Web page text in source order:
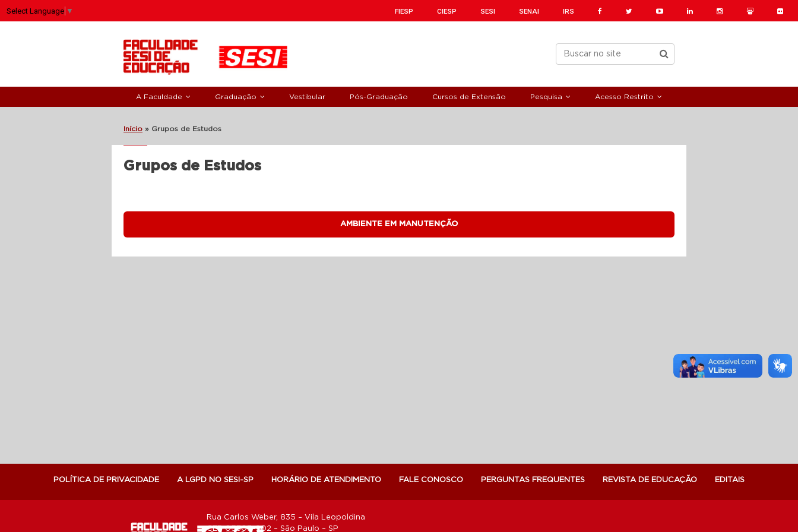
Select Language ▼ FIESP CIESP SESI SENAI IRS
A Faculdade Graduação Vestibular Pós-Graduação Cursos de Extensão Pesquisa Acesso Restrito
Início » Grupos de Estudos
Grupos de Estudos
AMBIENTE EM MANUTENÇÃO
POLÍTICA DE PRIVACIDADE A LGPD NO SESI-SP HORÁRIO DE ATENDIMENTO FALE CONOSCO PERGUNTAS FREQUENTES REVISTA DE EDUCAÇÃO EDITAIS
Rua Carlos Weber, 835 – Vila Leopoldina
CEP 05303-902 – São Paulo – SP